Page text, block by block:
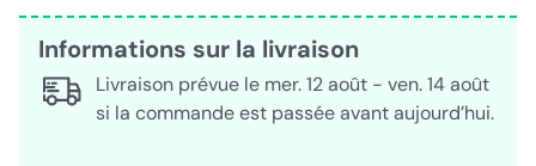
Informations sur la livraison
Livraison prévue le mer. 12 août - ven. 14 août
si la commande est passée avant aujourd’hui.